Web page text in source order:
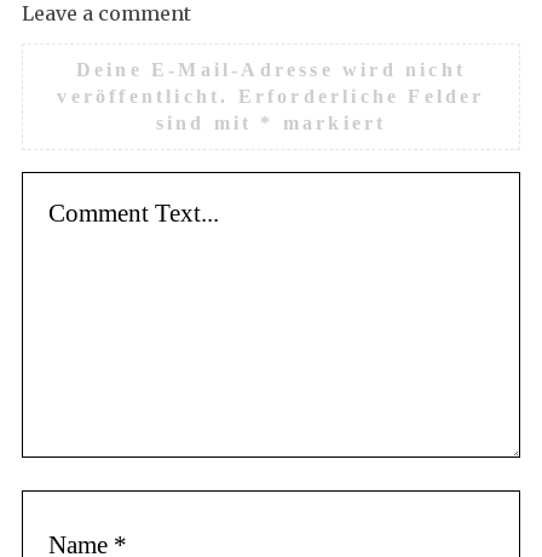
Leave a comment
Deine E-Mail-Adresse wird nicht
veröffentlicht.
Erforderliche Felder
sind mit * markiert